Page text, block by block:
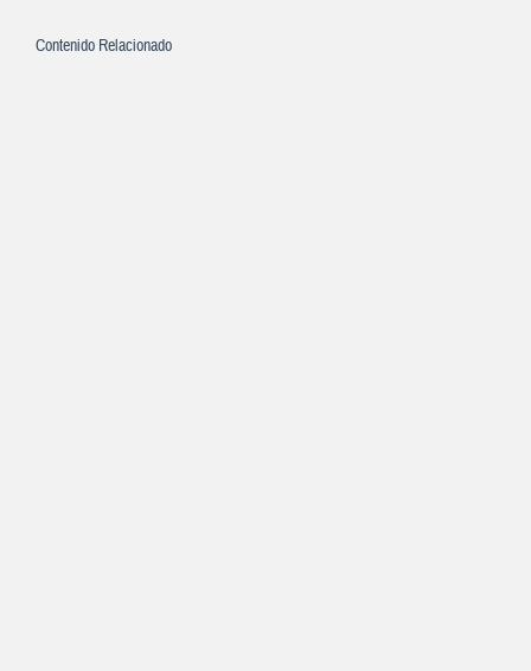
Contenido Relacionado